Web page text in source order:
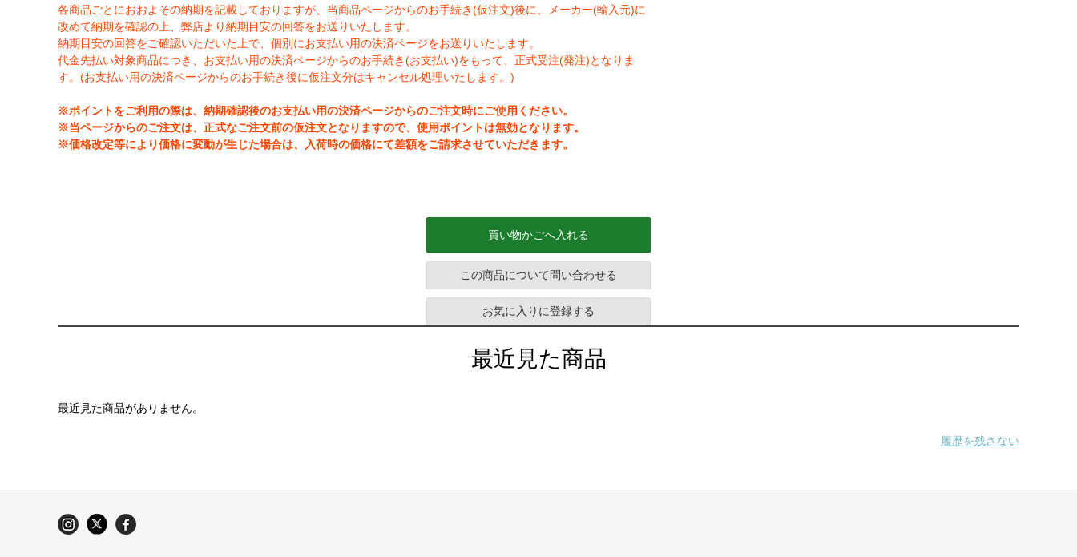
各商品ごとにおおよその納期を記載しておりますが、当商品ページからのお手続き(仮注文)後に、メーカー(輸入元)に
改めて納期を確認の上、弊店より納期目安の回答をお送りいたします。
納期目安の回答をご確認いただいた上で、個別にお支払い用の決済ページをお送りいたします。
代金先払い対象商品につき、お支払い用の決済ページからのお手続き(お支払い)をもって、正式受注(発注)となりま
す。(お支払い用の決済ページからのお手続き後に仮注文分はキャンセル処理いたします。)
※ポイントをご利用の際は、納期確認後のお支払い用の決済ページからのご注文時にご使用ください。
※当ページからのご注文は、正式なご注文前の仮注文となりますので、使用ポイントは無効となります。
※価格改定等により価格に変動が生じた場合は、入荷時の価格にて差額をご請求させていただきます。
買い物かごへ入れる
この商品について問い合わせる
お気に入りに登録する
最近見た商品
最近見た商品がありません。
履歴を残さない